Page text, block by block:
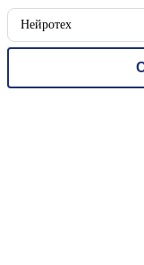
Нейротех